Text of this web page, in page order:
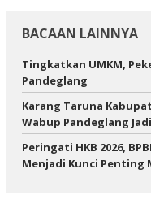
BACAAN LAINNYA
Tingkatkan UMKM,
Pandeglang
Karang Taruna
Wabup Pandeglang
Peringati HKB 2026,
Menjadi Kunci Penting